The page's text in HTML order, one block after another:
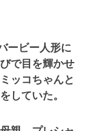
ービー人形に
で目を輝かせ
ッコちゃんと
していた。